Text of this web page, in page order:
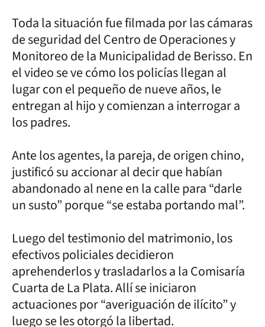
Toda la situación fue filmada por las cámaras
de seguridad del Centro de Operaciones y
Monitoreo de la Municipalidad de Berisso. En
el video se ve cómo los policías llegan al
lugar con el pequeño de nueve años, le
entregan al hijo y comienzan a interrogar a
los padres.
Ante los agentes, la pareja, de origen chino,
justificó su accionar al decir que habían
abandonado al nene en la calle para “darle
un susto” porque “se estaba portando mal”.
Luego del testimonio del matrimonio, los
efectivos policiales decidieron
aprehenderlos y trasladarlos a la Comisaría
Cuarta de La Plata. Allí se iniciaron
actuaciones por “averiguación de ilícito” y
luego se les otorgó la libertad.